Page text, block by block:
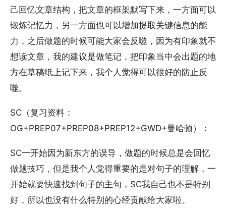
己回忆文章结构，把文章的框架默写下来，一方面可以
锻炼记忆力，另一方面也可以增加提取关键信息的能
力，之后做题的时候可能大家会反噬，因为有印象就不
想读文章，我的建议是做笔记，把印象当中会出题的地
方在草稿纸上记下来，我个人觉得可以很好的防止反
噬。
SC（复习资料：
OG+PREP07+PREP08+PREP12+GWD+曼哈顿）：
SC一开始因为新东方的误导，做题的时候总是会回忆
做题技巧，但是我个人觉得重要的是对句子的理解，一
开始就要快速找到句子的主句，SC我自己也不是特别
好，所以也没有什么特别的心经贡献给大家啦。